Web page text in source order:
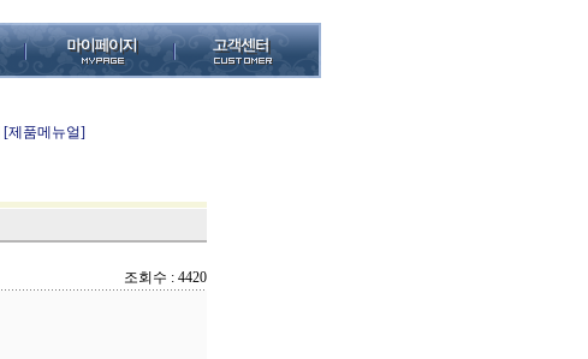
[제품메뉴얼]
조회수 : 4420